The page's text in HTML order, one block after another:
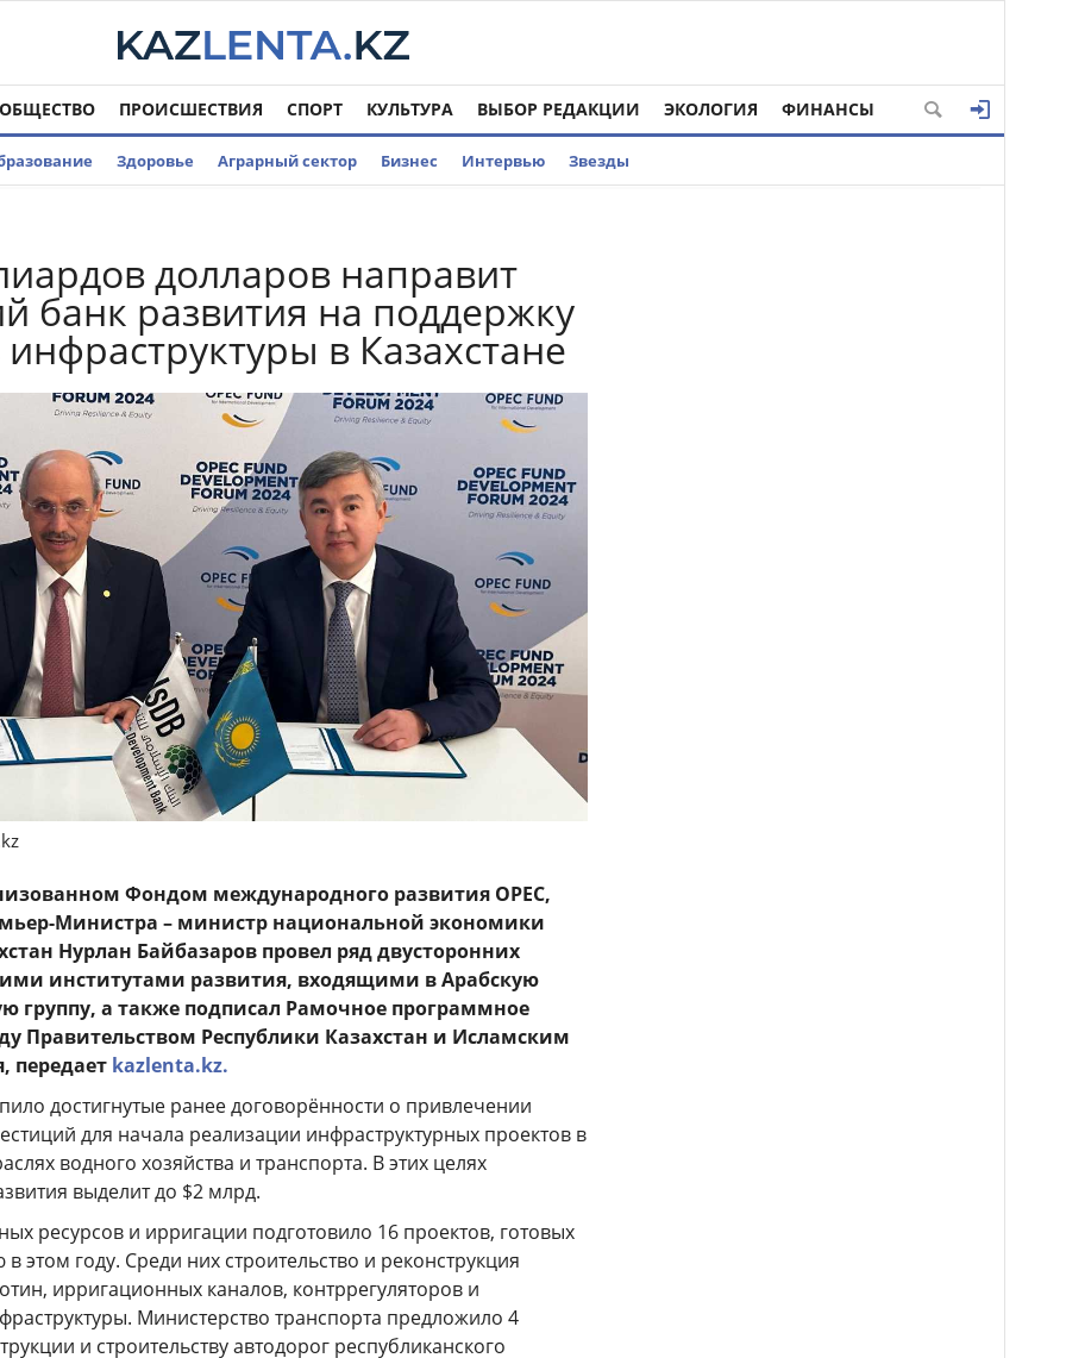
ОБЩЕСТВО ПРОИСШЕСТВИЯ СПОРТ КУЛЬТУРА ВЫБОР РЕДАКЦИИ ЭКОЛОГИЯ ФИНАНСЫ
Здоровье Аграрный сектор Бизнес Интервью Звезды
долларов направит
банк развития на поддержку
в Казахстане
Фондом международного развития OPEC,
Министра – министр национальной экономики
Нурлан Байбазаров провел ряд двусторонних
институтами развития, входящими в Арабскую
группу, а также подписал Рамочное программное
Правительством Республики Казахстан и Исламским
передает kazlenta.kz.
достигнутые ранее договорённости о привлечении
для начала реализации инфраструктурных проектов в
водного хозяйства и транспорта. В этих целях
выделит до $2 млрд.
ресурсов и ирригации подготовило 16 проектов, готовых
этом году. Среди них строительство и реконструкция
ирригационных каналов, контррегуляторов и
Министерство транспорта предложило 4
и строительству автодорог республиканского